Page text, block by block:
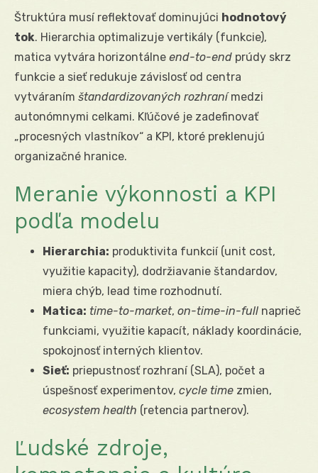
Štruktúra musí reflektovať dominujúci hodnotový
tok. Hierarchia optimalizuje vertikály (funkcie),
matica vytvára horizontálne end-to-end prúdy skrz
funkcie a sieť redukuje závislosť od centra
vytváraním štandardizovaných rozhranímedzi
autonómnymi celkami. Kľúčové je zadefinovať
„procesných vlastníkov“ a KPI, ktoré preklenujú
organizačné hranice.
Meranie výkonnosti a KPI
podľa modelu
Hierarchia: produktivita funkcií (unit cost,
využitie kapacity), dodržiavanie štandardov,
miera chýb, lead time rozhodnutí.
Matica: time-to-market, on-time-in-full naprieč
funkciami, využitie kapacít, náklady koordinácie,
spokojnosť interných klientov.
Sieť: priepustnosť rozhraní (SLA), počet a
úspešnosť experimentov, cycle time zmien,
ecosystem health (retencia partnerov).
Ľudské zdroje,